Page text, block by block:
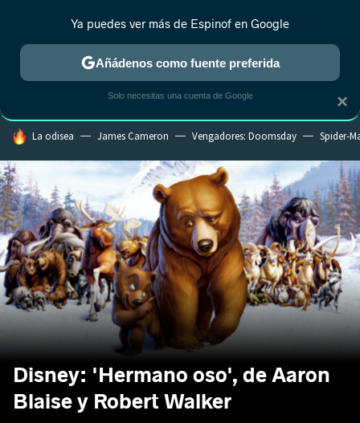
MENÚ NUEVO
ESTRENOS REALITY ANIME RANKINGS CINE
HOY SE HABLA DE
La odisea James Cameron Vengadores: Doomsday Spider-
Disney: 'Hermano oso', de Aaron
Blaise y Robert Walker
×
Ya puedes ver más de Espinof en Google
Añádenos como fuente preferida
Solo necesitas una cuenta de Google